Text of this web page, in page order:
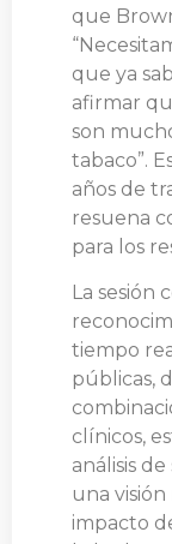
que
que ya
afirmar
son
tabaco”.
años de
resuena
para los
La sesión
tiempo
públicas,
clínicos,
análisis
una
impacto